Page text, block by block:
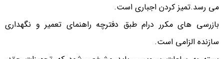
می رسد.تمیز کردن اجباری است.
بازرسی های مکرر درام طبق دفترچه راهنمای تعمیر و نگهداری
سازنده الزامی است.